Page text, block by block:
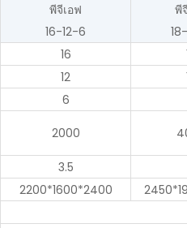
พีจีเอฟ
16-12-6
พี
16
12
6
2000
3.5
2200*1600*2400